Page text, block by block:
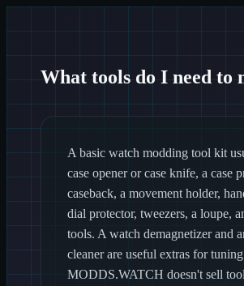
What tools do I need to
A basic watch modding tool kit
case opener or case knife, a case
caseback, a movement holder,
dial protector, tweezers, a loupe,
tools. A watch demagnetizer and
cleaner are useful extras for
MODDS.WATCH doesn't sell